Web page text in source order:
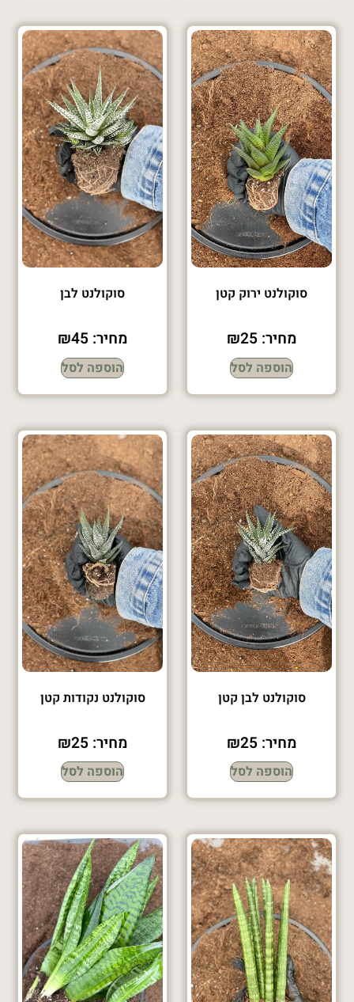
סוקולנט ירוק קטן
מחיר: ₪25
הוספה לסל
סוקולנט לבן
מחיר: ₪45
הוספה לסל
סוקולנט לבן קטן
מחיר: ₪25
הוספה לסל
סוקולנט נקודות קטן
מחיר: ₪25
הוספה לסל